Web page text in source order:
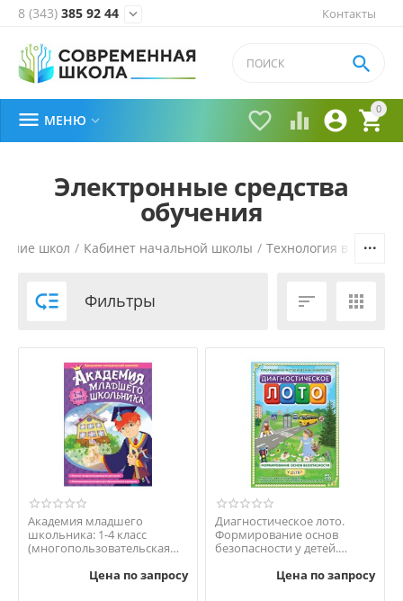
Контакты
8 (343) 385 92 44 
0


 

 МЕНЮ 
Электронные средства
обучения
школ / Кабинет начальной школы / Технология в
 Фильтры  
Академия младшего
школьника: 1-4 класс
(многопользовательская
Цена по запросу
Диагностическое лото.
Формирование основ
безопасности у детей.
Цена по запросу